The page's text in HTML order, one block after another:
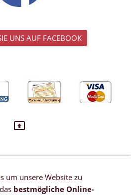
UNS AUF FACEBOOK
WIDERRUFEN
um unsere Website zu
bestmögliche Online-